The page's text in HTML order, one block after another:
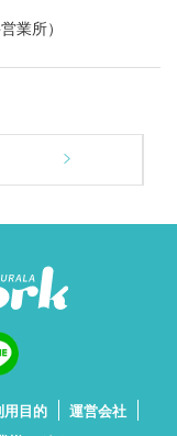
業所）
用目的
運営会社